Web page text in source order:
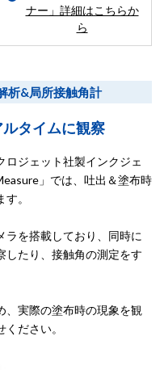
ナー」詳細はこちらか
ら
析&局所接触角計
タイムに観察
ジェット社製インクジェ
」では、吐出＆塗布時
。
ラを搭載しており、同時に
したり、接触角の測定をす
、実際の塗布時の現象を観
ださい。